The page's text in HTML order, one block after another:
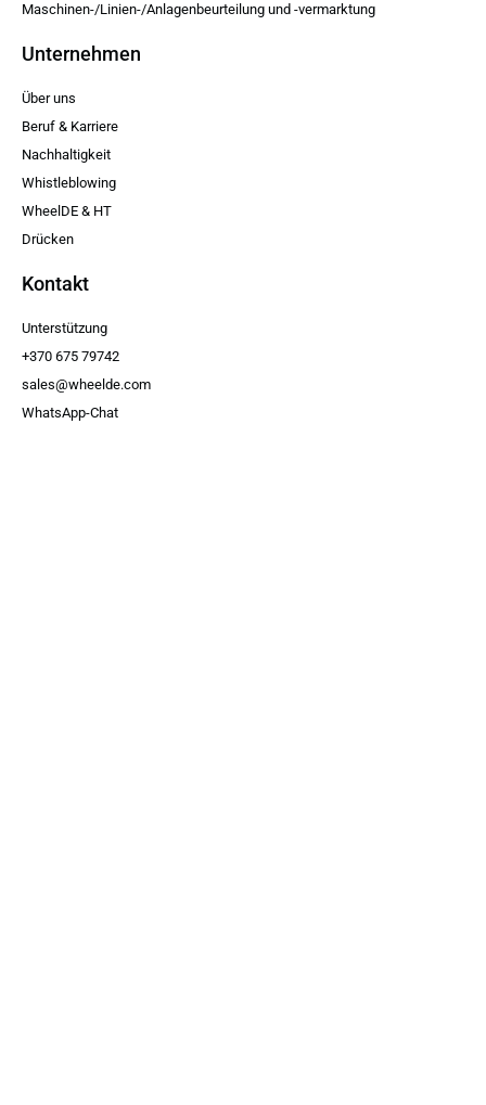
Maschinen-/Linien-/Anlagenbeurteilung und -vermarktung
Unternehmen
Über uns
Beruf & Karriere
Nachhaltigkeit
Whistleblowing
WheelDE & HT
Drücken
Kontakt
Unterstützung
+370 675 79742
sales@wheelde.com
WhatsApp-Chat